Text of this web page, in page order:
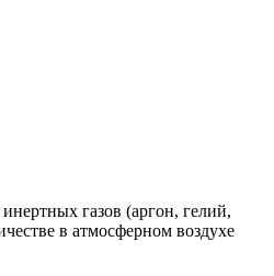
газов (аргон, гелий,
в атмосферном воздухе